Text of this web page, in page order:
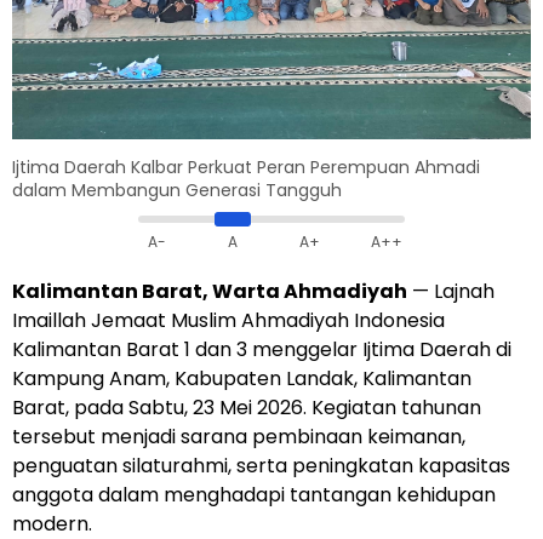
Ijtima Daerah Kalbar Perkuat Peran Perempuan Ahmadi
dalam Membangun Generasi Tangguh
A- A A+ A++
Kalimantan Barat, Warta Ahmadiyah — Lajnah
Imaillah Jemaat Muslim Ahmadiyah Indonesia
Kalimantan Barat 1 dan 3 menggelar Ijtima Daerah di
Kampung Anam, Kabupaten Landak, Kalimantan
Barat, pada Sabtu, 23 Mei 2026. Kegiatan tahunan
tersebut menjadi sarana pembinaan keimanan,
penguatan silaturahmi, serta peningkatan kapasitas
anggota dalam menghadapi tantangan kehidupan
modern.